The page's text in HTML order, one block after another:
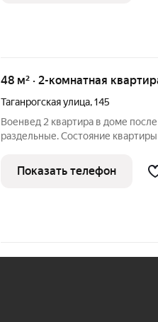
48 м² · 2-комнатная
Таганрогская улица,145
Военвед 2 квартира в доме
раздельные. Состояние
Один взрослый собственник
лет.
Показать телефон